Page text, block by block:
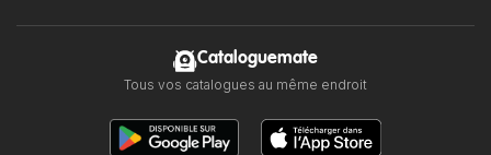
Cataloguemate
Tous vos catalogues au même endroit